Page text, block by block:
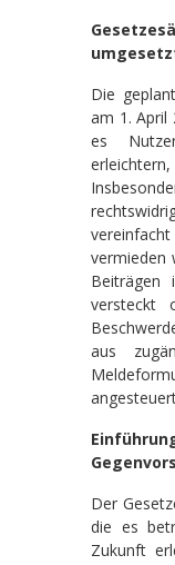
Die
am 1. April
es
vermieden
Beiträgen
versteckt
aus
Der
die es
Zukunft